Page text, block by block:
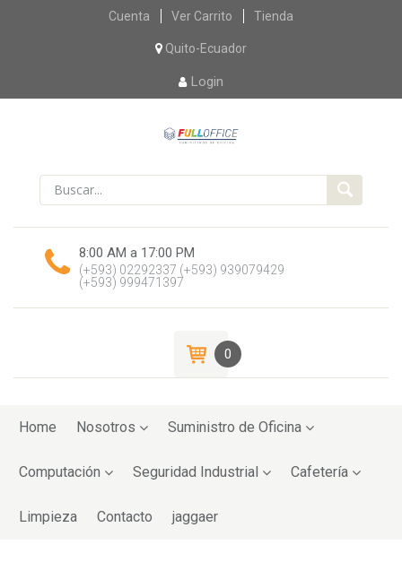
Skip
content
Cuenta Ver Carrito Tienda
Quito-Ecuador
Login
8:00 AM a 17:00 PM
(+593) 02292337 (+593) 939079429
(+593) 999471397
0
toHome Nosotros Suministro de Oficina
Computación Seguridad Industrial Cafetería
Limpieza Contacto jaggaer